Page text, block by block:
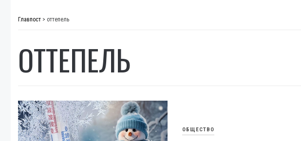
Главпост > оттепель
ОТТЕПЕЛЬ
ОБЩЕСТВО